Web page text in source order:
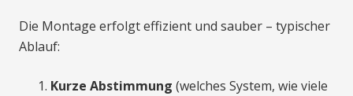
Die Montage erfolgt effizient und sauber – typischer
Ablauf:
Kurze Abstimmung (welches System, wie viele